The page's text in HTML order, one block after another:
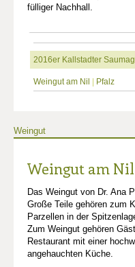
fülliger Nachhall.
2016er Kallstadter
Weingut am Nil Pfalz
Weingut
Weingut am Nil
Das Weingut von Dr. Ana
Große Teile gehören zum
Parzellen in der
Zum Weingut gehören
Restaurant mit einer
angehauchten Küche.